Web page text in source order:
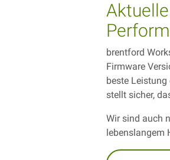
brentford
Firmware
beste
stellt sicher,
Wir sind auch
lebenslangem